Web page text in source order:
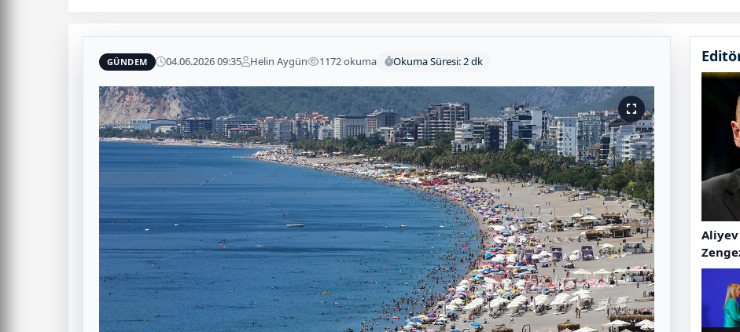
GÜNDEM 04.06.2026 09:35 Helin Aygün 1172 okuma Okuma Süresi: 2 dk